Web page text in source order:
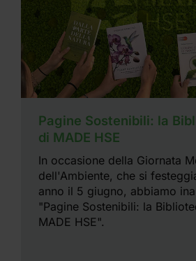
Pagine Sostenibili: la
di MADE HSE
In occasione della Giornata
dell'Ambiente, che si
anno il 5 giugno, abbiamo
"Pagine Sostenibili: la
MADE HSE".